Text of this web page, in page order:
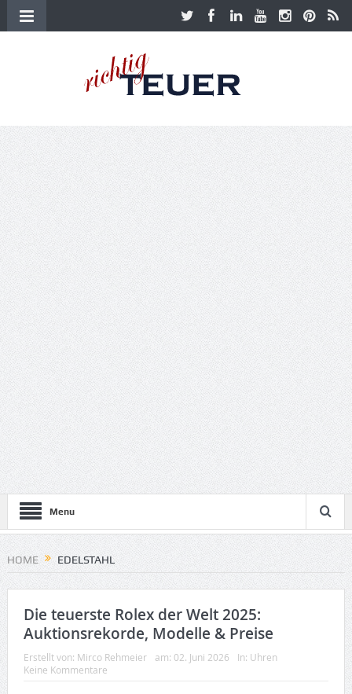
Menu
HOME EDELSTAHL
Die teuerste Rolex der Welt 2025:
Auktionsrekorde, Modelle & Preise
Erstellt von: Mirco Rehmeier am: 02. Juni 2026 In: Uhren
Keine Kommentare